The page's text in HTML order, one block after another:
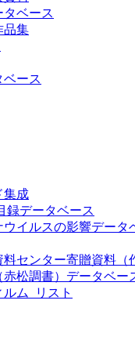
タベース
品集
ベース
集成
録データベース
イルスの影響データ
センター寄贈資料（
松調書）データベー
ム_リスト